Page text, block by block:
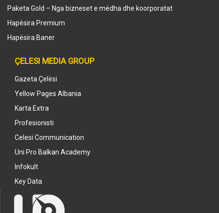
Paketa Gold – Nga bizneset e mëdha dhe koorporatat
Hapësira Premium
Hapësira Baner
ÇELESI MEDIA GROUP
Gazeta Çelësi
Yellow Pages Albania
Karta Extra
Profesionisti
Celesi Communication
Uni Pro Balkan Academy
Infokult
Key Data